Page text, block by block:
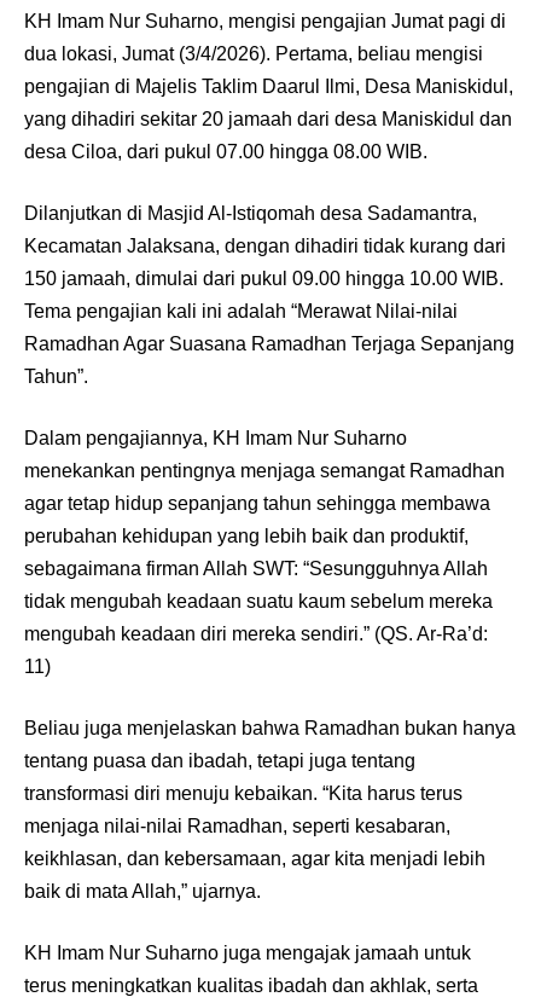
KH Imam Nur Suharno, mengisi pengajian Jumat pagi di
dua lokasi, Jumat (3/4/2026). Pertama, beliau mengisi
pengajian di Majelis Taklim Daarul Ilmi, Desa Maniskidul,
yang dihadiri sekitar 20 jamaah dari desa Maniskidul dan
desa Ciloa, dari pukul 07.00 hingga 08.00 WIB.
Dilanjutkan di Masjid Al-Istiqomah desa Sadamantra,
Kecamatan Jalaksana, dengan dihadiri tidak kurang dari
150 jamaah, dimulai dari pukul 09.00 hingga 10.00 WIB.
Tema pengajian kali ini adalah “Merawat Nilai-nilai
Ramadhan Agar Suasana Ramadhan Terjaga Sepanjang
Tahun”.
Dalam pengajiannya, KH Imam Nur Suharno
menekankan pentingnya menjaga semangat Ramadhan
agar tetap hidup sepanjang tahun sehingga membawa
perubahan kehidupan yang lebih baik dan produktif,
sebagaimana firman Allah SWT: “Sesungguhnya Allah
tidak mengubah keadaan suatu kaum sebelum mereka
mengubah keadaan diri mereka sendiri.” (QS. Ar-Ra’d:
11)
Beliau juga menjelaskan bahwa Ramadhan bukan hanya
tentang puasa dan ibadah, tetapi juga tentang
transformasi diri menuju kebaikan. “Kita harus terus
menjaga nilai-nilai Ramadhan, seperti kesabaran,
keikhlasan, dan kebersamaan, agar kita menjadi lebih
baik di mata Allah,” ujarnya.
KH Imam Nur Suharno juga mengajak jamaah untuk
terus meningkatkan kualitas ibadah dan akhlak, serta